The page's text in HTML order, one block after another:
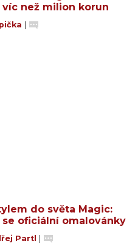
víc než milion korun
do světa Magic:
oficiální omalovánky
Partl